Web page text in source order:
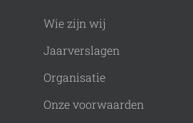
Wie zijn wij
Jaarverslagen
Organisatie
Onze voorwaarden